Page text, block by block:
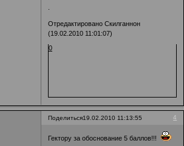
.
Отредактировано Скилганнон
(19.02.2010 11:01:07)
0
Поделиться 4
19.02.2010 11:13:55
Гектору за обоснование 5 баллов!!!